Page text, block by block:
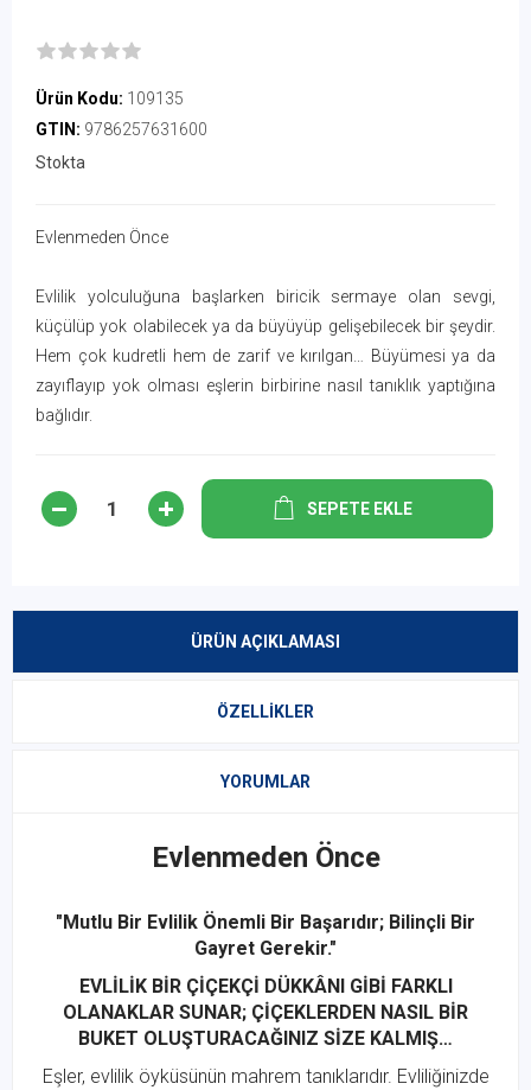
Ürün Kodu: 109135
GTIN: 9786257631600
Stokta
Evlenmeden Önce
Evlilik yolculuğuna başlarken biricik sermaye olan sevgi,
küçülüp yok olabilecek ya da büyüyüp gelişebilecek bir şeydir.
Hem çok kudretli hem de zarif ve kırılgan… Büyümesi ya da
zayıflayıp yok olması eşlerin birbirine nasıl tanıklık yaptığına
bağlıdır.
SEPETE EKLE
ÜRÜN AÇIKLAMASI
ÖZELLIKLER
YORUMLAR
Evlenmeden Önce
"Mutlu Bir Evlilik Önemli Bir Başarıdır; Bilinçli Bir
Gayret Gerekir."
EVLİLİK BİR ÇİÇEKÇİ DÜKKÂNI GİBİ FARKLI
OLANAKLAR SUNAR; ÇİÇEKLERDEN NASIL BİR
BUKET OLUŞTURACAĞINIZ SİZE KALMIŞ…
Eşler, evlilik öyküsünün mahrem tanıklarıdır. Evliliğinizde